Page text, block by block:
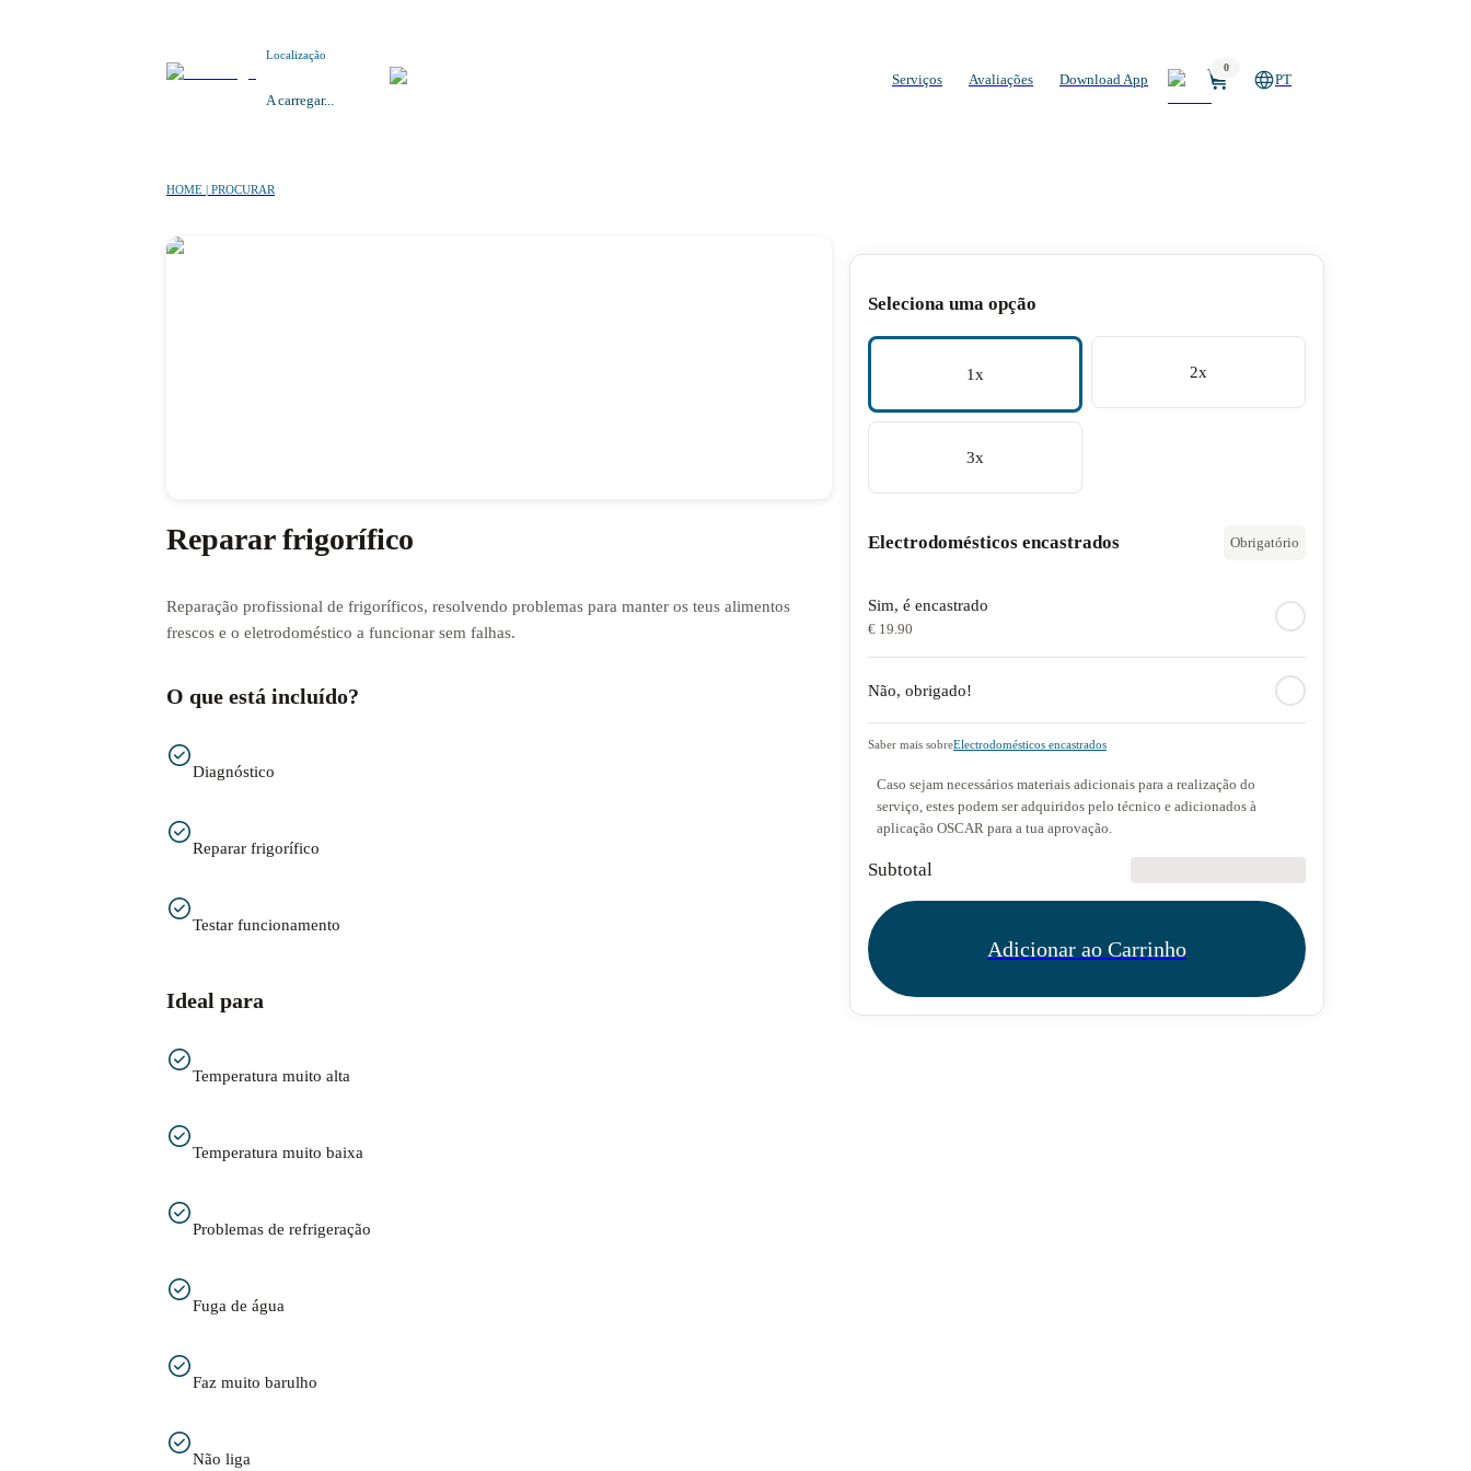
Localização
A carregar...
Serviços Avaliações Download App
0
PT
HOME | PROCURAR
Reparar frigorífico
Reparação profissional de frigoríficos, resolvendo problemas para manter os teus alimentos
frescos e o eletrodoméstico a funcionar sem falhas.
O que está incluído?
Diagnóstico
Reparar frigorífico
Testar funcionamento
Ideal para
Temperatura muito alta
Temperatura muito baixa
Problemas de refrigeração
Fuga de água
Faz muito barulho
Não liga
Seleciona uma opção
1x 2x
3x
Electrodomésticos encastrados Obrigatório
Sim, é encastrado
€ 19.90
Não, obrigado!
Saber mais sobreElectrodomésticos encastrados
Caso sejam necessários materiais adicionais para a realização do
serviço, estes podem ser adquiridos pelo técnico e adicionados à
aplicação OSCAR para a tua aprovação.
Subtotal
Adicionar ao Carrinho